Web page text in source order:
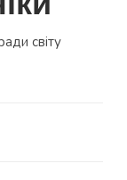
світу